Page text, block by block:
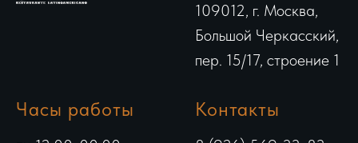
109012, г. Москва,
Большой Черкасский,
пер. 15/17, строение 1
Часы работы Контакты